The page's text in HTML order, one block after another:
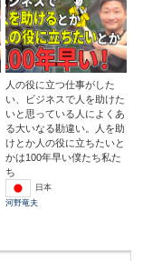
人の役に立つ仕事がした
い、ビジネスで人を助けた
いと思っている人によくあ
る大いなる勘違い。人を助
けとか人の役に立ちたいと
かは100年早い僕たち私た
ち
日本
河野竜夫